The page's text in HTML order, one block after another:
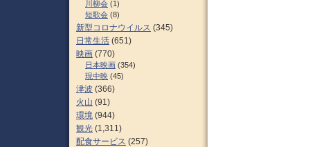
川柳会 (1)
短歌会 (8)
新型コロナウイルス (345)
日常生活 (651)
映画 (770)
日本映画 (354)
現中映 (45)
津波 (366)
火山 (91)
環境 (944)
観光 (1,311)
配食サービス (257)